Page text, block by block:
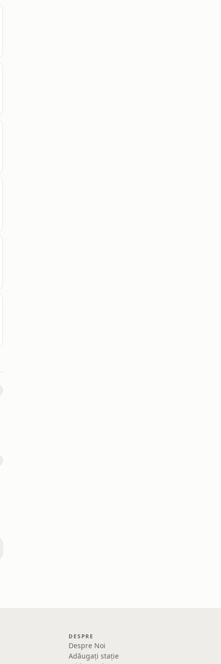
DESPRE
Despre Noi
Adăugați stație